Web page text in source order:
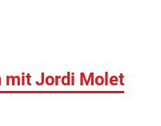
mit Jordi Molet